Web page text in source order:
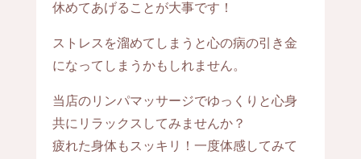
休めてあげることが大事です！
ストレスを溜めてしまうと心の病の引き金
になってしまうかもしれません。
当店のリンパマッサージでゆっくりと心身
共にリラックスしてみませんか？
疲れた身体もスッキリ！一度体感してみて